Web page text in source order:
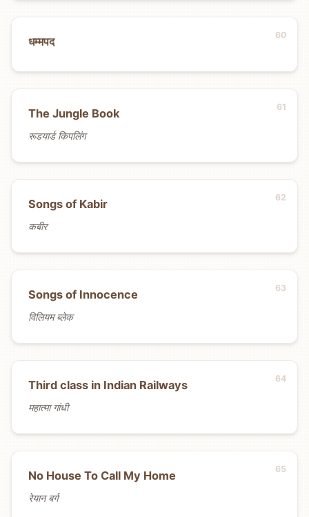
धम्मपद
The Jungle Book
रूडयार्ड किपलिंग
Songs of Kabir
कबीर
Songs of Innocence
विलियम ब्लेक
Third class in Indian Railways
महात्मा गांधी
No House To Call My Home
रेयान बर्ग